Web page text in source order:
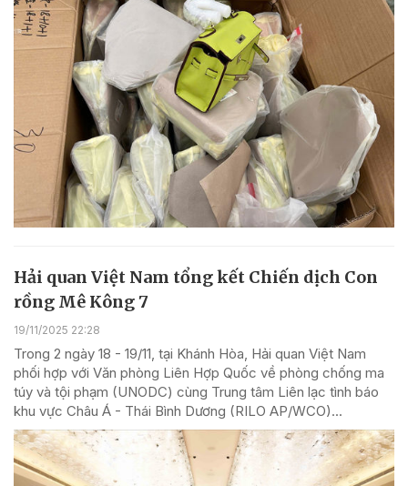
Hải quan Việt Nam tổng kết Chiến dịch Con
rồng Mê Kông 7
19/11/2025 22:28
Trong 2 ngày 18 - 19/11, tại Khánh Hòa, Hải quan Việt Nam
phối hợp với Văn phòng Liên Hợp Quốc về phòng chống ma
túy và tội phạm (UNODC) cùng Trung tâm Liên lạc tình báo
khu vực Châu Á - Thái Bình Dương (RILO AP/WCO)...